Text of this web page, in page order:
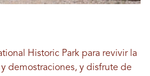
Historic Park para revivir la
demostraciones, y disfrute de